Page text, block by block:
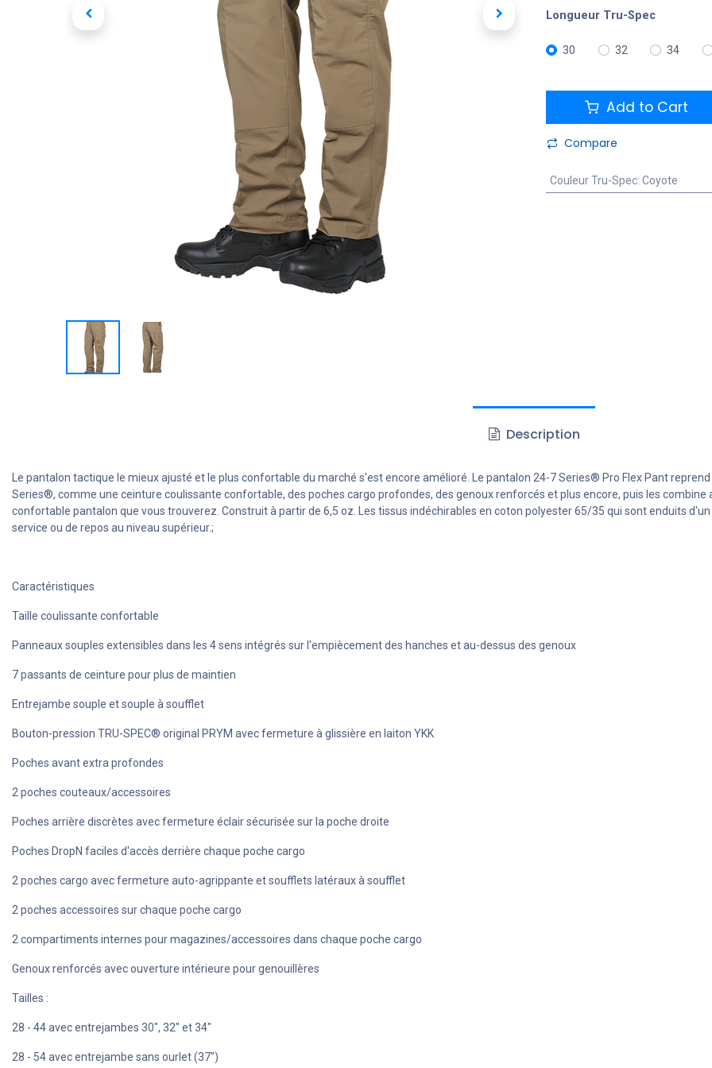
Longueur Tru-Spec
30 32 34
Add to Cart
Compare
Couleur Tru-Spec: Coyote
Description
Le pantalon tactique le mieux ajusté et le plus confortable du marché s'est encore amélioré. Le pantalon 24-7 Series® Pro Flex Pant
Series®, comme une ceinture coulissante confortable, des poches cargo profondes, des genoux renforcés et plus encore, puis les
confortable pantalon que vous trouverez. Construit à partir de 6,5 oz. Les tissus indéchirables en coton polyester 65/35 qui sont enduits
service ou de repos au niveau supérieur.;
Caractéristiques
Taille coulissante confortable
Panneaux souples extensibles dans les 4 sens intégrés sur l'empiècement des hanches et au-dessus des genoux
7 passants de ceinture pour plus de maintien
Entrejambe souple et souple à soufflet
Bouton-pression TRU-SPEC® original PRYM avec fermeture à glissière en laiton YKK
Poches avant extra profondes
2 poches couteaux/accessoires
Poches arrière discrètes avec fermeture éclair sécurisée sur la poche droite
Poches DropN faciles d'accès derrière chaque poche cargo
2 poches cargo avec fermeture auto-agrippante et soufflets latéraux à soufflet
2 poches accessoires sur chaque poche cargo
2 compartiments internes pour magazines/accessoires dans chaque poche cargo
Genoux renforcés avec ouverture intérieure pour genouillères
Tailles :
28 - 44 avec entrejambes 30", 32" et 34"
28 - 54 avec entrejambe sans ourlet (37")